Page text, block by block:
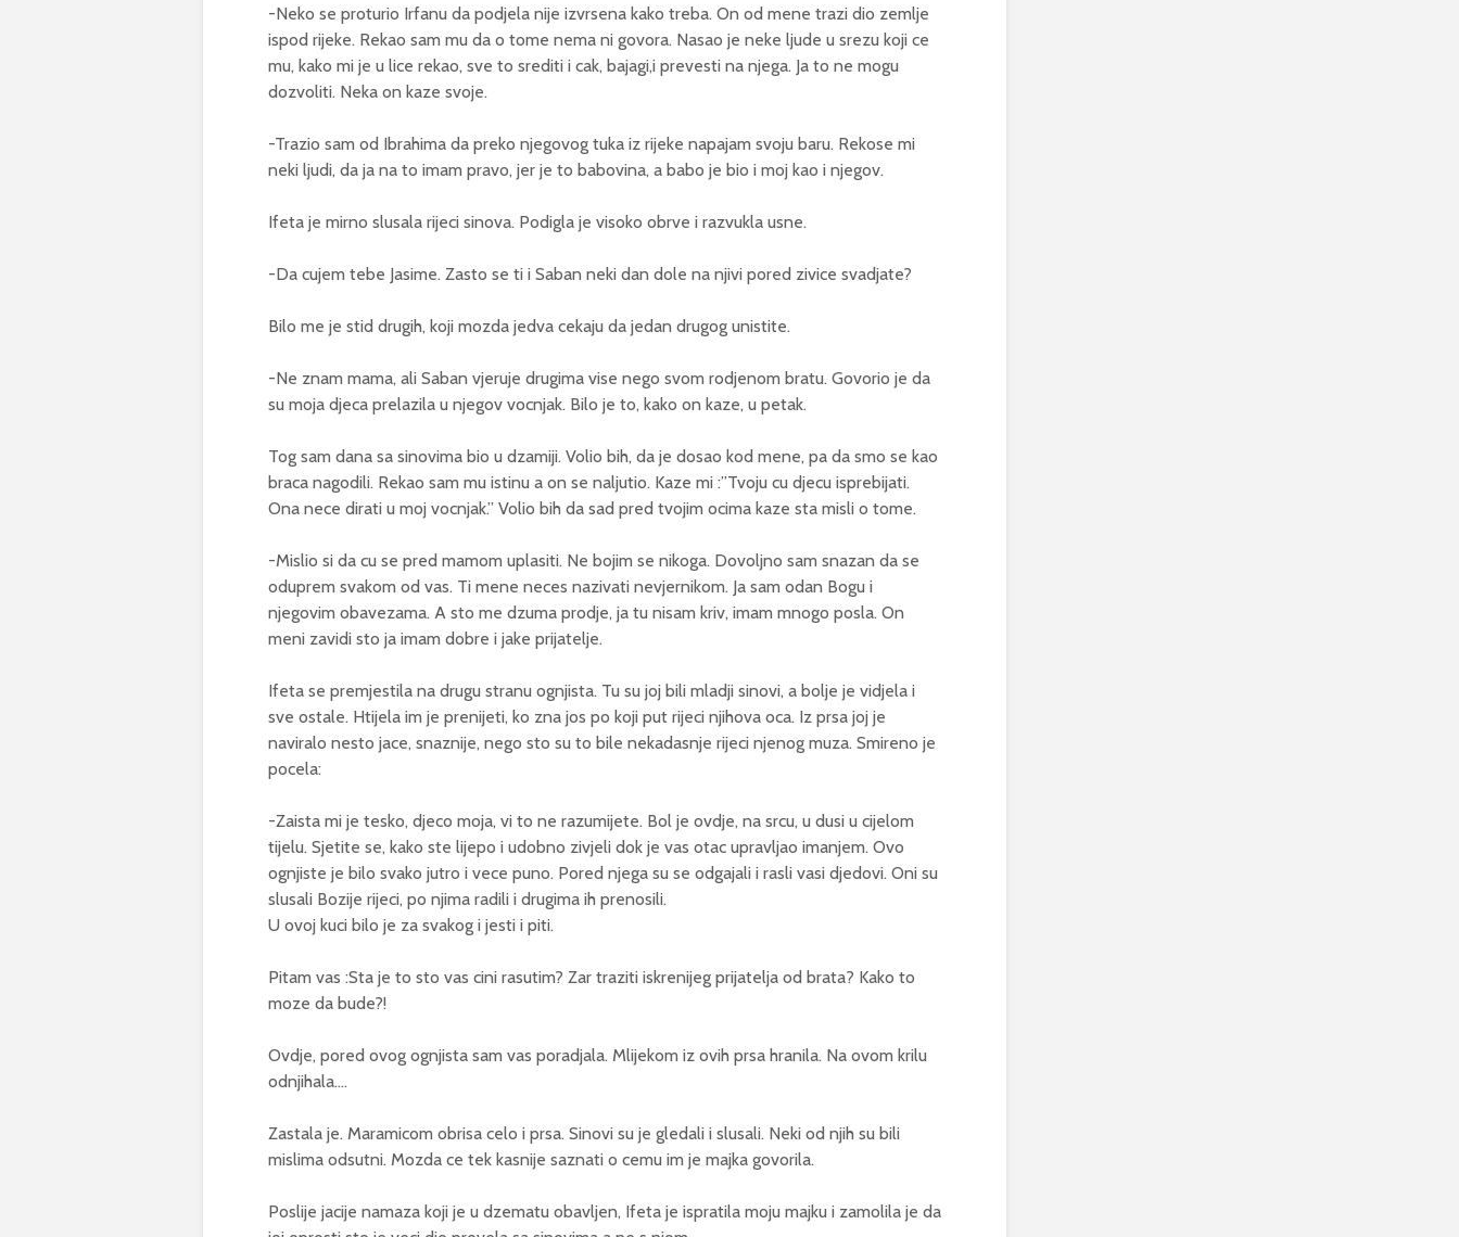
-Neko se proturio Irfanu da podjela nije izvrsena kako treba. On od mene trazi dio zemlje
ispod rijeke. Rekao sam mu da o tome nema ni govora. Nasao je neke ljude u srezu koji ce
mu, kako mi je u lice rekao, sve to srediti i cak, bajagi,i prevesti na njega. Ja to ne mogu
dozvoliti. Neka on kaze svoje.
-Trazio sam od Ibrahima da preko njegovog tuka iz rijeke napajam svoju baru. Rekose mi
neki ljudi, da ja na to imam pravo, jer je to babovina, a babo je bio i moj kao i njegov.
Ifeta je mirno slusala rijeci sinova. Podigla je visoko obrve i razvukla usne.
-Da cujem tebe Jasime. Zasto se ti i Saban neki dan dole na njivi pored zivice svadjate?
Bilo me je stid drugih, koji mozda jedva cekaju da jedan drugog unistite.
-Ne znam mama, ali Saban vjeruje drugima vise nego svom rodjenom bratu. Govorio je da
su moja djeca prelazila u njegov vocnjak. Bilo je to, kako on kaze, u petak.
Tog sam dana sa sinovima bio u dzamiji. Volio bih, da je dosao kod mene, pa da smo se kao
braca nagodili. Rekao sam mu istinu a on se naljutio. Kaze mi :”Tvoju cu djecu isprebijati.
Ona nece dirati u moj vocnjak.” Volio bih da sad pred tvojim ocima kaze sta misli o tome.
-Mislio si da cu se pred mamom uplasiti. Ne bojim se nikoga. Dovoljno sam snazan da se
oduprem svakom od vas. Ti mene neces nazivati nevjernikom. Ja sam odan Bogu i
njegovim obavezama. A sto me dzuma prodje, ja tu nisam kriv, imam mnogo posla. On
meni zavidi sto ja imam dobre i jake prijatelje.
Ifeta se premjestila na drugu stranu ognjista. Tu su joj bili mladji sinovi, a bolje je vidjela i
sve ostale. Htijela im je prenijeti, ko zna jos po koji put rijeci njihova oca. Iz prsa joj je
naviralo nesto jace, snaznije, nego sto su to bile nekadasnje rijeci njenog muza. Smireno je
pocela:
-Zaista mi je tesko, djeco moja, vi to ne razumijete. Bol je ovdje, na srcu, u dusi u cijelom
tijelu. Sjetite se, kako ste lijepo i udobno zivjeli dok je vas otac upravljao imanjem. Ovo
ognjiste je bilo svako jutro i vece puno. Pored njega su se odgajali i rasli vasi djedovi. Oni su
slusali Bozije rijeci, po njima radili i drugima ih prenosili.
U ovoj kuci bilo je za svakog i jesti i piti.
Pitam vas :Sta je to sto vas cini rasutim? Zar traziti iskrenijeg prijatelja od brata? Kako to
moze da bude?!
Ovdje, pored ovog ognjista sam vas poradjala. Mlijekom iz ovih prsa hranila. Na ovom krilu
odnjihala….
Zastala je. Maramicom obrisa celo i prsa. Sinovi su je gledali i slusali. Neki od njih su bili
mislima odsutni. Mozda ce tek kasnije saznati o cemu im je majka govorila.
Poslije jacije namaza koji je u dzematu obavljen, Ifeta je ispratila moju majku i zamolila je da